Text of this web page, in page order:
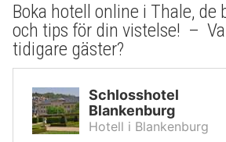
Boka hotell online i Thale, de
och tips för din vistelse! –
tidigare gäster?
Schlosshotel
Blankenburg
Hotell i Blankenburg